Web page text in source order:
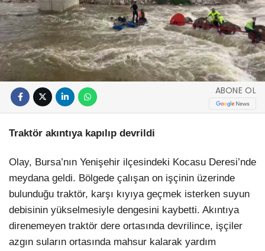
ABONE OL
Traktör akıntıya kapılıp devrildi
Olay, Bursa’nın Yenişehir ilçesindeki Kocasu Deresi’nde
meydana geldi. Bölgede çalışan on işçinin üzerinde
bulunduğu traktör, karşı kıyıya geçmek isterken suyun
debisinin yükselmesiyle dengesini kaybetti. Akıntıya
direnemeyen traktör dere ortasında devrilince, işçiler
azgın suların ortasında mahsur kalarak yardım